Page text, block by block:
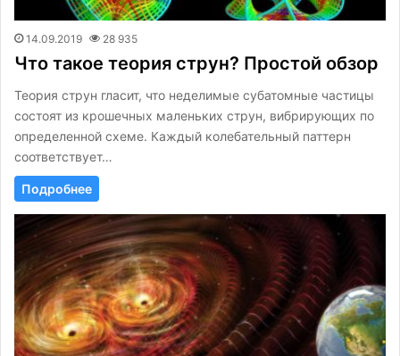
14.09.2019 28 935
Что такое теория струн? Простой обзор
Теория струн гласит, что неделимые субатомные частицы
состоят из крошечных маленьких струн, вибрирующих по
определенной схеме. Каждый колебательный паттерн
соответствует…
Подробнее